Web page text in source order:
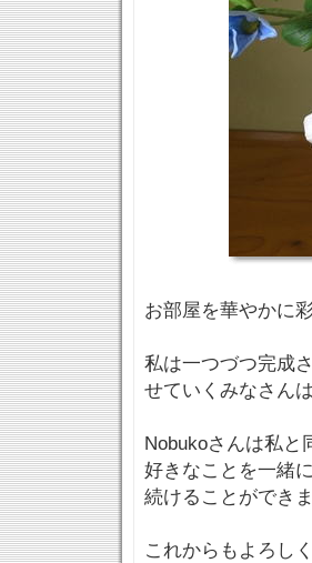
お部屋を華やかに
私は一つづつ完成
せていくみなさん
Nobukoさんは私と
好きなことを一緒
続けることができ
これからもよろし